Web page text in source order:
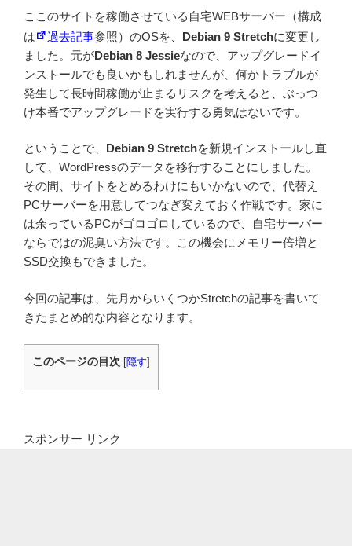
ここのサイトを稼働させている自宅WEBサーバー（構成
は
過去記事参照）のOSを、 Debian 9 Stretchに変更し
ました。元がDebian 8 Jessieなので、アップグレードイ
ンストールでも良いかもしれませんが、何かトラブルが
発生して長時間稼働が止まるリスクを考えると、ぶっつ
け本番でアップグレードを実行する勇気はないです。
ということで、 Debian 9 Stretchを新規インストールし直
して、WordPressのデータを移行することにしました。
その間、サイトをとめるわけにもいかないので、代替え
PCサーバーを用意してつなぎ変えておく作戦です。家に
は余っているPCがゴロゴロしているので、自宅サーバー
ならではの泥臭い方法です。この機会にメモリー倍増と
SSD交換もできました。
今回の記事は、先月からいくつかStretchの記事を書いて
きたまとめ的な内容となります。
このページの目次 [隠す]
スポンサー リンク